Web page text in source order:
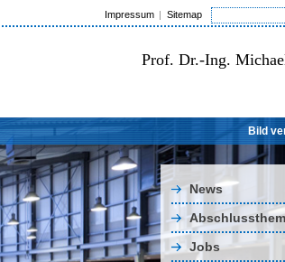
Impressum Sitemap
Prof. Dr.-Ing.
Bild
News
Jobs